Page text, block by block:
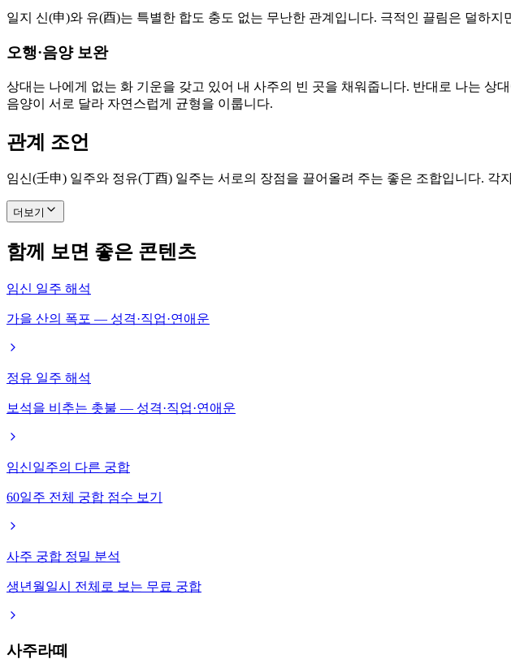
일지 신(申)와 유(酉)는 특별한 합도 충도 없는 무난한 관계입니다. 극적인 끌림은 덜하
오행·음양 보완
상대는 나에게 없는 화 기운을 갖고 있어 내 사주의 빈 곳을 채워줍니다. 반대로 나는 상
음양이 서로 달라 자연스럽게 균형을 이룹니다.
관계 조언
임신(壬申) 일주와 정유(丁酉) 일주는 서로의 장점을 끌어올려 주는 좋은 조합입니다.
더보기
함께 보면 좋은 콘텐츠
임신 일주 해석
가을 산의 폭포 — 성격·직업·연애운
정유 일주 해석
보석을 비추는 촛불 — 성격·직업·연애운
임신일주의 다른 궁합
60일주 전체 궁합 점수 보기
사주 궁합 정밀 분석
생년월일시 전체로 보는 무료 궁합
사주라떼